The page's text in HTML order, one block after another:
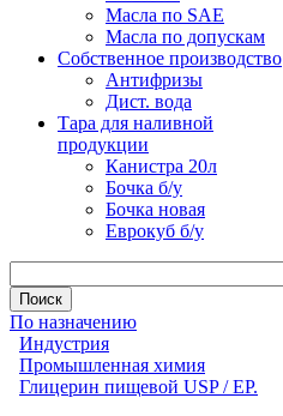
Масла по SAE
Масла по допускам
Собственное производство
Антифризы
Дист. вода
Тара для наливной
продукции
Канистра 20л
Бочка б/у
Бочка новая
Еврокуб б/у
По назначению
Индустрия
Промышленная химия
Глицерин пищевой USP / EP.